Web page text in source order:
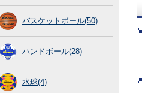
バスケットボール(50)
ハンドボール(28)
水球(4)